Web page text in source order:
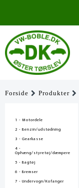
Forside Produkter
1 - Motordele
2 - Benzin/udstødning
3 - Gearkasse
4 -
Ophæng/styretøj/dæmpere
5 - Bagtøj
6 - Bremser
7 - Undervogn/Kofanger